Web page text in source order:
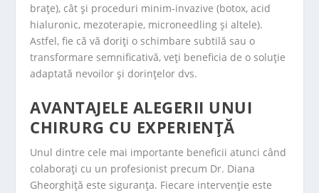
brațe), cât și proceduri minim-invazive (botox, acid
hialuronic, mezoterapie, microneedling și altele).
Astfel, fie că vă doriți o schimbare subtilă sau o
transformare semnificativă, veți beneficia de o soluție
adaptată nevoilor și dorințelor dvs.
AVANTAJELE ALEGERII UNUI
CHIRURG CU EXPERIENȚĂ
Unul dintre cele mai importante beneficii atunci când
colaborați cu un profesionist precum Dr. Diana
Gheorghiță este siguranța. Fiecare intervenție este